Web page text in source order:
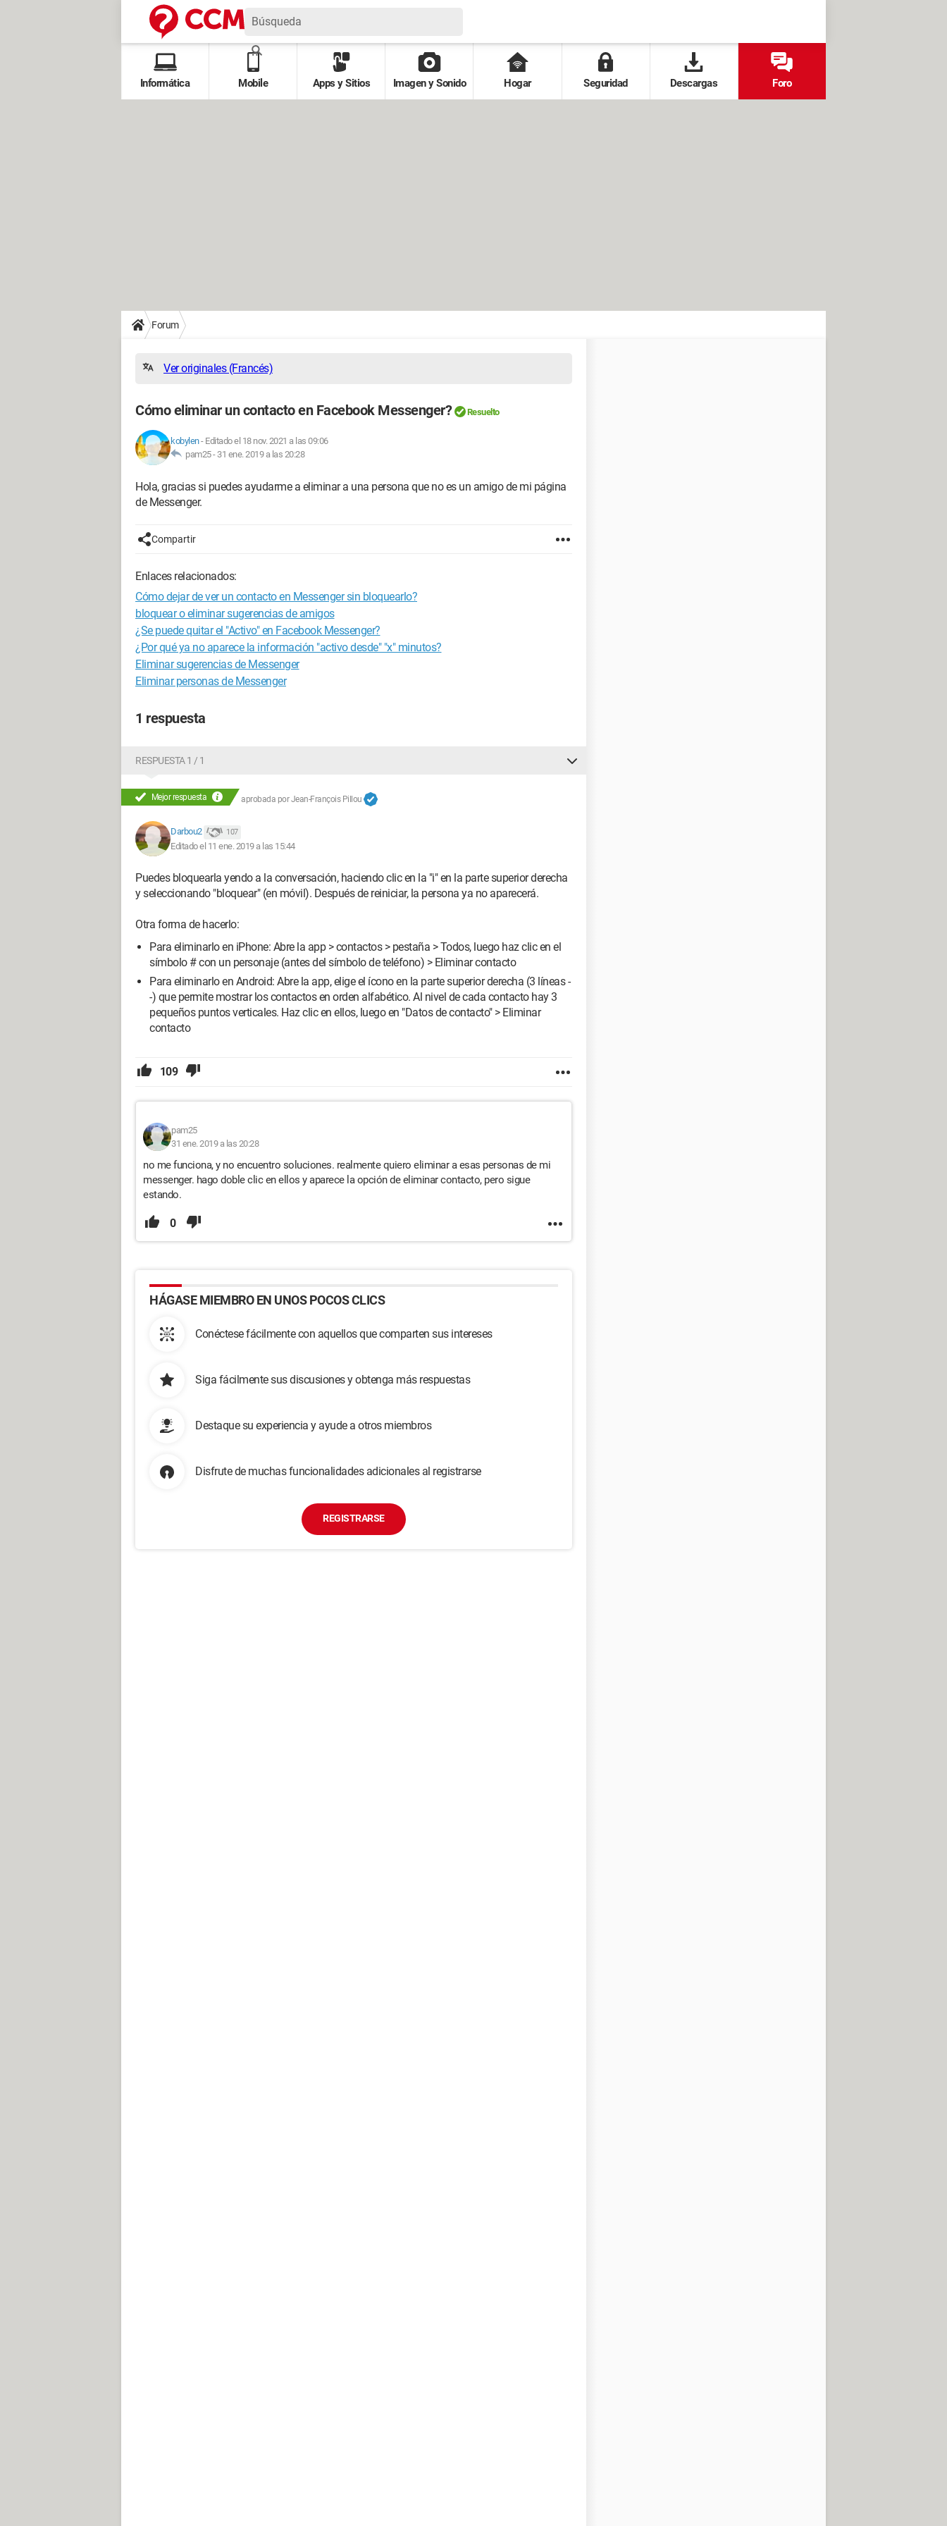
Informática Mobile Apps y Sitios Imagen y Sonido Hogar Seguridad Descargas Foro
Forum
Ver originales (Francés)
Cómo eliminar un contacto en Facebook Messenger? Resuelto
kobylen- Editado el 18 nov. 2021 a las 09:06
pam25 - 31 ene. 2019 a las 20:28
Hola, gracias si puedes ayudarme a eliminar a una persona que no es un amigo de mi página
de Messenger.
Compartir
Enlaces relacionados:
Cómo dejar de ver un contacto en Messenger sin bloquearlo?
bloquear o eliminar sugerencias de amigos
¿Se puede quitar el "Activo" en Facebook Messenger?
¿Por qué ya no aparece la información "activo desde" "x" minutos?
Eliminar sugerencias de Messenger
Eliminar personas de Messenger
1 respuesta
RESPUESTA 1 / 1
Mejor respuesta aprobada porJean-François Pillou
Darbou2 107
Editado el 11 ene. 2019 a las 15:44
Puedes bloquearla yendo a la conversación, haciendo clic en la "i" en la parte superior derecha
y seleccionando "bloquear" (en móvil). Después de reiniciar, la persona ya no aparecerá.
Otra forma de hacerlo:
Para eliminarlo en iPhone: Abre la app > contactos > pestaña > Todos, luego haz clic en el
símbolo # con un personaje (antes del símbolo de teléfono) > Eliminar contacto
Para eliminarlo en Android: Abre la app, elige el ícono en la parte superior derecha (3 líneas -
-) que permite mostrar los contactos en orden alfabético. Al nivel de cada contacto hay 3
pequeños puntos verticales. Haz clic en ellos, luego en "Datos de contacto" > Eliminar
contacto
109
pam25
31 ene. 2019 a las 20:28
no me funciona, y no encuentro soluciones. realmente quiero eliminar a esas personas de mi
messenger. hago doble clic en ellos y aparece la opción de eliminar contacto, pero sigue
estando.
0
HÁGASE MIEMBRO EN UNOS POCOS CLICS
Conéctese fácilmente con aquellos que comparten sus intereses
Siga fácilmente sus discusiones y obtenga más respuestas
Destaque su experiencia y ayude a otros miembros
Disfrute de muchas funcionalidades adicionales al registrarse
REGISTRARSE